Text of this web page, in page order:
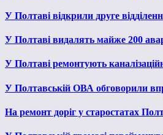
У Полтаві відкрили друге
У Полтаві видалять майже 200
У Полтаві ремонтують
У Полтавській ОВА обговорили
На ремонт доріг у старостатах